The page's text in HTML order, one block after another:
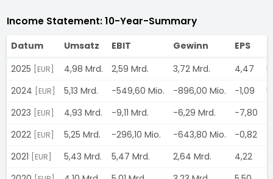
Income Statement: 10-Year-Summary
Datum Umsatz EBIT Gewinn EPS
2025
[EUR] 4,98 Mrd. 2,59 Mrd. 3,72 Mrd. 4,47
2024
[EUR] 5,13 Mrd. -549,60 Mio. -896,00 Mio. -1,09
2023
[EUR] 4,93 Mrd. -9,11 Mrd. -6,29 Mrd. -7,80
2022
[EUR] 5,25 Mrd. -296,10 Mio. -643,80 Mio. -0,82
2021
[EUR] 5,43 Mrd. 5,47 Mrd. 2,64 Mrd. 4,22